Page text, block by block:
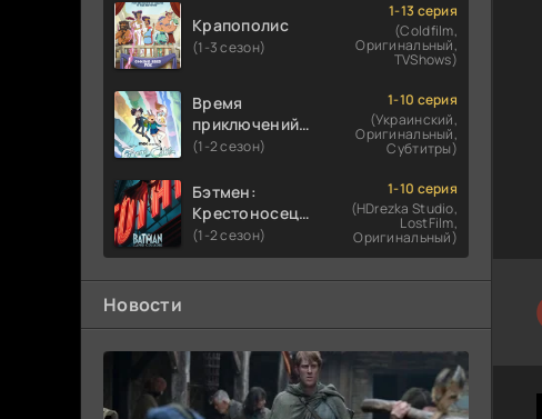
Крапополис
(1-3 сезон)
1-13 серия
(Coldfilm,
Оригинальный,
TVShows)
Время
приключений:
Фионна и Кейк
(1-2 сезон)
1-10 серия
(Украинский,
Оригинальный,
Субтитры)
Бэтмен:
Крестоносец в
плаще
(1-2 сезон)
1-10 серия
(HDrezka Studio,
LostFilm,
Оригинальный)
Новости